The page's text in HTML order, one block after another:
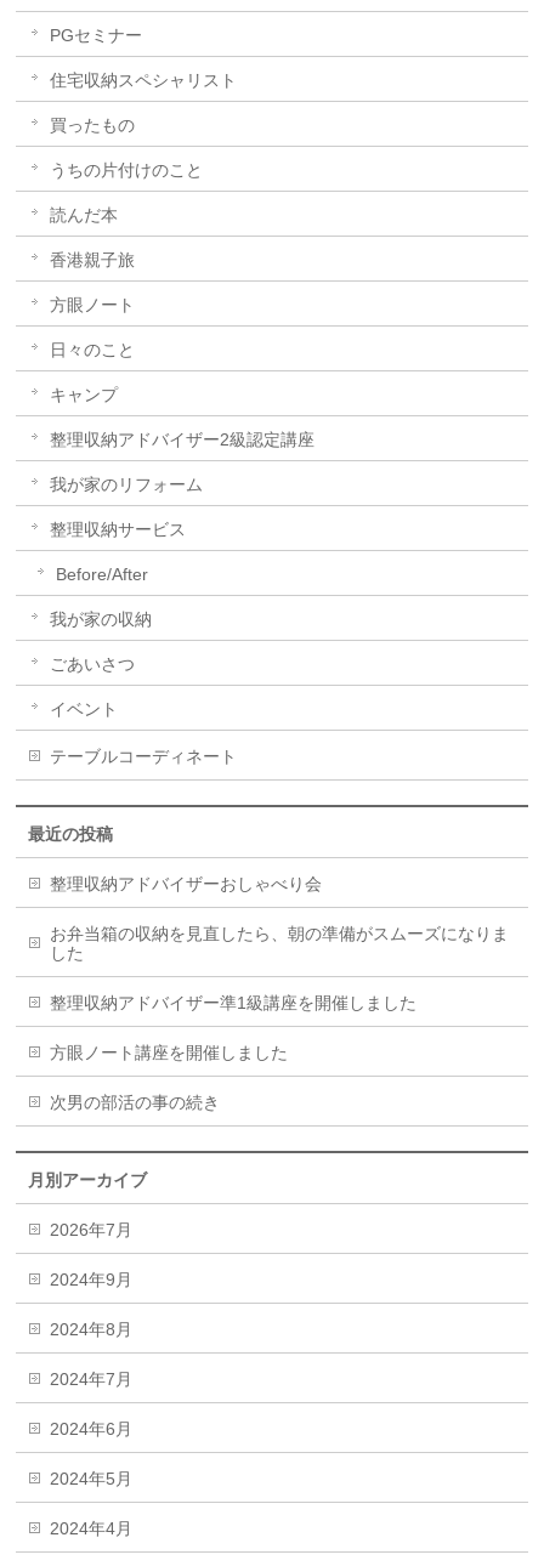
PGセミナー
住宅収納スペシャリスト
買ったもの
うちの片付けのこと
読んだ本
香港親子旅
方眼ノート
日々のこと
キャンプ
整理収納アドバイザー2級認定講座
我が家のリフォーム
整理収納サービス
Before/After
我が家の収納
ごあいさつ
イベント
テーブルコーディネート
最近の投稿
整理収納アドバイザーおしゃべり会
お弁当箱の収納を見直したら、朝の準備がスムーズになりま
した
整理収納アドバイザー準1級講座を開催しました
方眼ノート講座を開催しました
次男の部活の事の続き
月別アーカイブ
2026年7月
2024年9月
2024年8月
2024年7月
2024年6月
2024年5月
2024年4月